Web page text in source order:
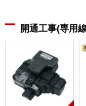
開通工事(専用